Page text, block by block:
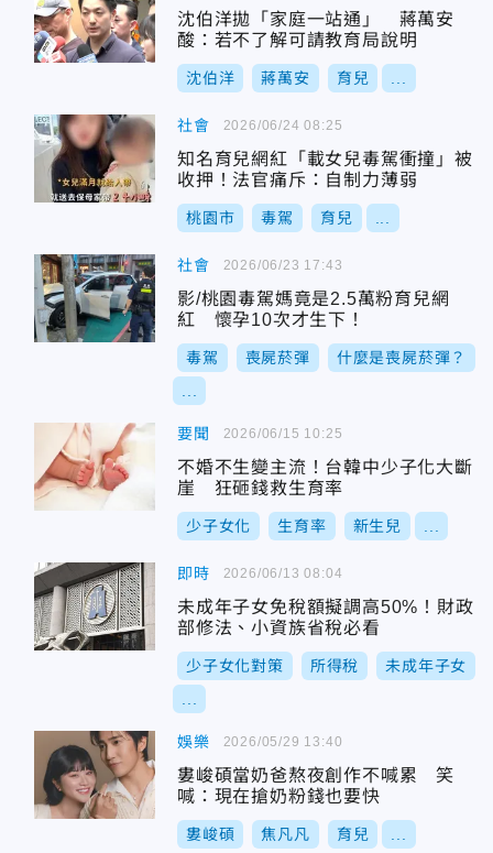
沈伯洋拋「家庭一站通」 蔣萬安
酸：若不了解可請教育局說明
沈伯洋 蔣萬安 育兒
社會
知名育兒網紅「載女兒毒駕衝撞」被
收押！法官痛斥：自制力薄弱
桃園市 毒駕 育兒
2026/06/24 08:25
社會
影/桃園毒駕媽竟是2.5萬粉育兒網
紅 懷孕10次才生下！
毒駕 喪屍菸彈 什麼是喪屍菸彈？
2026/06/23 17:43
要聞
不婚不生變主流！台韓中少子化大斷
崖 狂砸錢救生育率
少子女化 生育率 新生兒
2026/06/15 10:25
即時
未成年子女免稅額擬調高50%！財政
部修法、小資族省稅必看
少子女化對策 所得稅 未成年子女
2026/06/13 08:04
娛樂
婁峻碩當奶爸熬夜創作不喊累 笑
喊：現在搶奶粉錢也要快
婁峻碩 焦凡凡 育兒
2026/05/29 13:40